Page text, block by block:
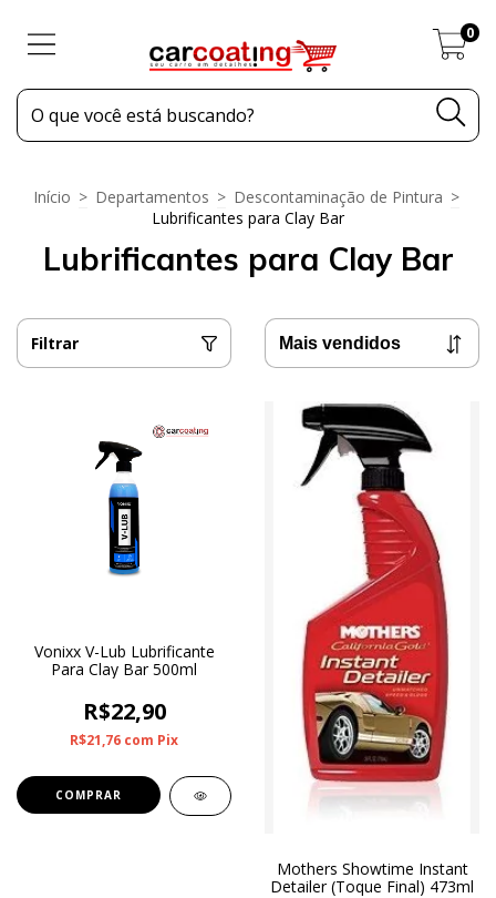
0
Início > Departamentos > Descontaminação de Pintura >
Lubrificantes para Clay Bar
Lubrificantes para Clay Bar
Filtrar
Vonixx V-Lub Lubrificante
Para Clay Bar 500ml
R$22,90
R$21,76 com Pix
Mothers Showtime Instant
Detailer (Toque Final) 473ml